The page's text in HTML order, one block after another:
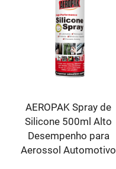
AEROPAK Spray de
Silicone 500ml Alto
Desempenho para
Aerossol Automotivo